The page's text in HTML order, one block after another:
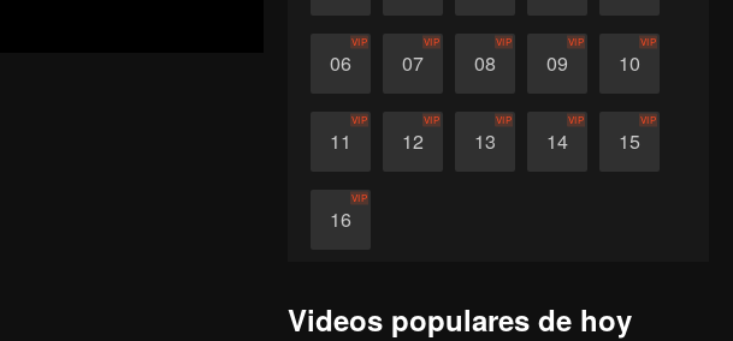
06
VIP
07
VIP
08
VIP
09
VIP
10
VIP
11
VIP
12
VIP
13
VIP
14
VIP
15
VIP
16
VIP
Videos populares de hoy